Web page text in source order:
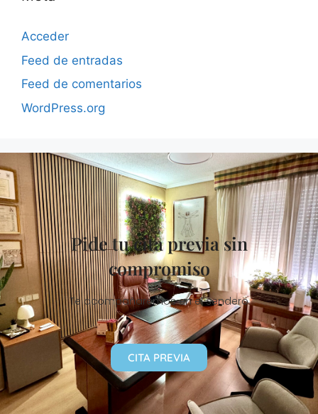
Acceder
Feed de entradas
Feed de comentarios
WordPress.org
Pide tu cita previa sin
compromiso
Te acompañaremos en el sendero
CITA PREVIA